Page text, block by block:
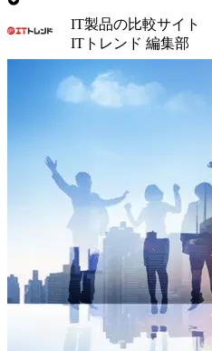
IT製品の比較サイト
ITトレンド 編集部